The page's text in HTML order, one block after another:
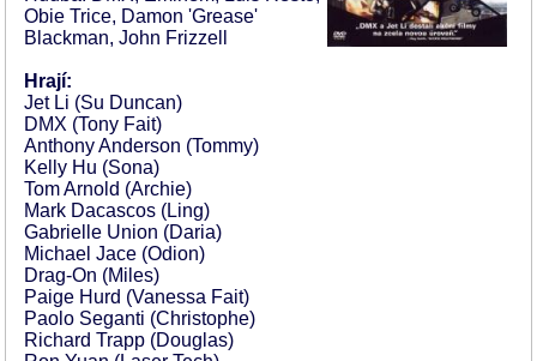
Obie Trice, Damon 'Grease'
Blackman, John Frizzell
Hrají:
Jet Li (Su Duncan)
DMX (Tony Fait)
Anthony Anderson (Tommy)
Kelly Hu (Sona)
Tom Arnold (Archie)
Mark Dacascos (Ling)
Gabrielle Union (Daria)
Michael Jace (Odion)
Drag-On (Miles)
Paige Hurd (Vanessa Fait)
Paolo Seganti (Christophe)
Richard Trapp (Douglas)